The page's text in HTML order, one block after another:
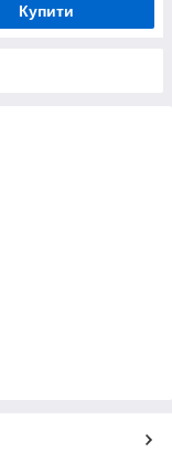
Купити